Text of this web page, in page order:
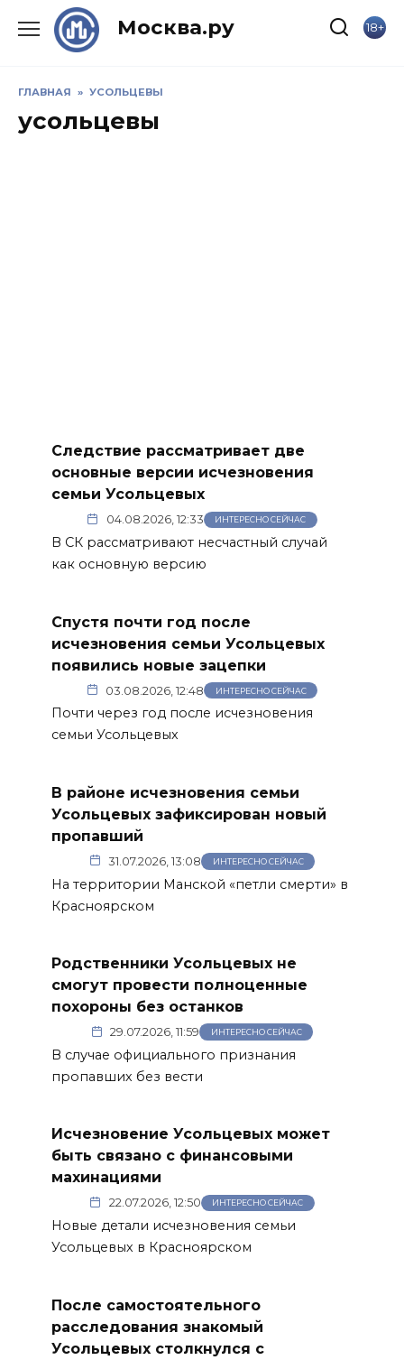
Москва.ру 18+
ГЛАВНАЯ » УСОЛЬЦЕВЫ
усольцевы
Следствие рассматривает две
основные версии исчезновения
семьи Усольцевых
04.08.2026, 12:33 ИНТЕРЕСНО СЕЙЧАС
В СК рассматривают несчастный случай
как основную версию
Спустя почти год после
исчезновения семьи Усольцевых
появились новые зацепки
03.08.2026, 12:48 ИНТЕРЕСНО СЕЙЧАС
Почти через год после исчезновения
семьи Усольцевых
В районе исчезновения семьи
Усольцевых зафиксирован новый
пропавший
31.07.2026, 13:08 ИНТЕРЕСНО СЕЙЧАС
На территории Манской «петли смерти» в
Красноярском
Родственники Усольцевых не
смогут провести полноценные
похороны без останков
29.07.2026, 11:59 ИНТЕРЕСНО СЕЙЧАС
В случае официального признания
пропавших без вести
Исчезновение Усольцевых может
быть связано с финансовыми
махинациями
22.07.2026, 12:50 ИНТЕРЕСНО СЕЙЧАС
Новые детали исчезновения семьи
Усольцевых в Красноярском
После самостоятельного
расследования знакомый
Усольцевых столкнулся с